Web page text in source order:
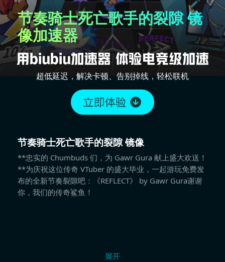
节奏骑士死亡歌手的裂隙 镜
像加速器
超低延迟，解决卡顿、告别掉线，轻松联机
节奏骑士死亡歌手的裂隙 镜像
**忠实的 Chumbuds 们，为 Gawr Gura 献上盛大欢送！
**为庆祝这位传奇 VTuber 的盛大毕业，一起游玩免费发
布的全新节奏裂隙吧：《REFLECT》 by Gawr Gura谢谢
你，我们的传奇鲨鱼！
展开